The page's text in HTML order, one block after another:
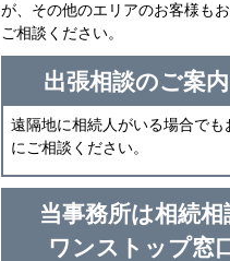
が、その他のエリアのお客様も
ご相談ください。
出張相談のご案内
遠隔地に相続人がいる場合でも
にご相談ください。
当事務所は相続相
ワンストップ窓